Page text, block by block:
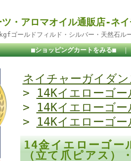
・アロマオイル通販店-ネ
ゴールドフィルド・シルバー・天然石ル
■ショッピングカートをみる■
ネイチャーガイダン
> 14Kイエローゴー
> 14Kイエローゴー
> 14Kイエローゴー
14金イエローゴー
（立て爪ピアス